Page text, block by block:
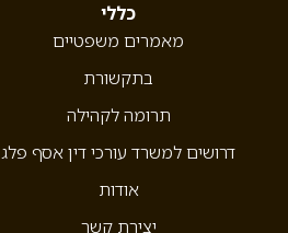
כללי
מאמרים משפטיים
בתקשורת
תרומה לקהילה
דרושים למשרד עורכי דין אסף פלג
אודות
יצירת קשר